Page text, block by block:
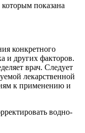
показана
конкретного
и других факторов.
врач. Следует
лекарственной
к применению и
водно-